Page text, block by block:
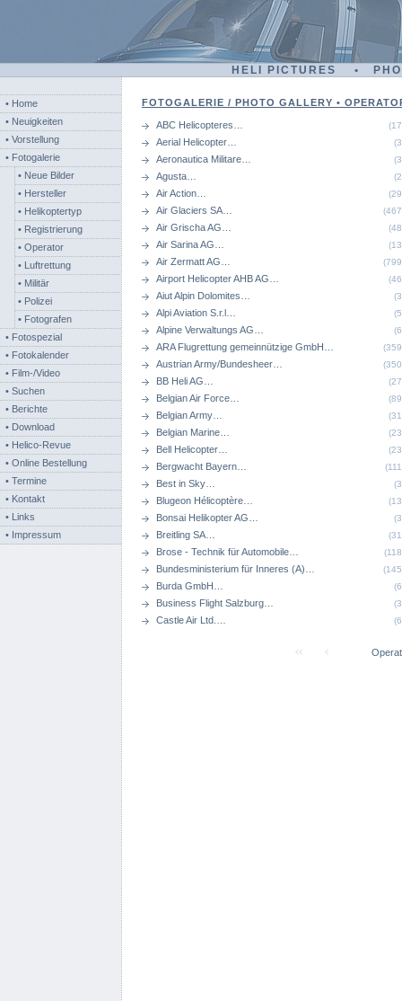
HELI PICTURES •
• Home
• Neuigkeiten
• Vorstellung
• Fotogalerie
• Neue Bilder
• Hersteller
• Helikoptertyp
• Registrierung
• Operator
• Luftrettung
• Militär
• Polizei
• Fotografen
• Fotospezial
• Fotokalender
• Film-/Video
• Suchen
• Berichte
• Download
• Helico-Revue
• Online Bestellung
• Termine
• Kontakt
• Links
• Impressum
FOTOGALERIE / PHOTO GALLERY •
ABC Helicopteres…
Aerial Helicopter…
Aeronautica Militare…
Agusta…
Air Action…
Air Glaciers SA…
Air Grischa AG…
Air Sarina AG…
Air Zermatt AG…
Airport Helicopter AHB AG…
Aiut Alpin Dolomites…
Alpi Aviation S.r.l…
Alpine Verwaltungs AG…
ARA Flugrettung gemeinnützige GmbH…
Austrian Army/Bundesheer…
BB Heli AG…
Belgian Air Force…
Belgian Army…
Belgian Marine…
Bell Helicopter…
Bergwacht Bayern…
Best in Sky…
Blugeon Hélicoptère…
Bonsai Helikopter AG…
Breitling SA…
Brose - Technik für Automobile…
Bundesministerium für Inneres (A)…
Burda GmbH…
Business Flight Salzburg…
Castle Air Ltd.…